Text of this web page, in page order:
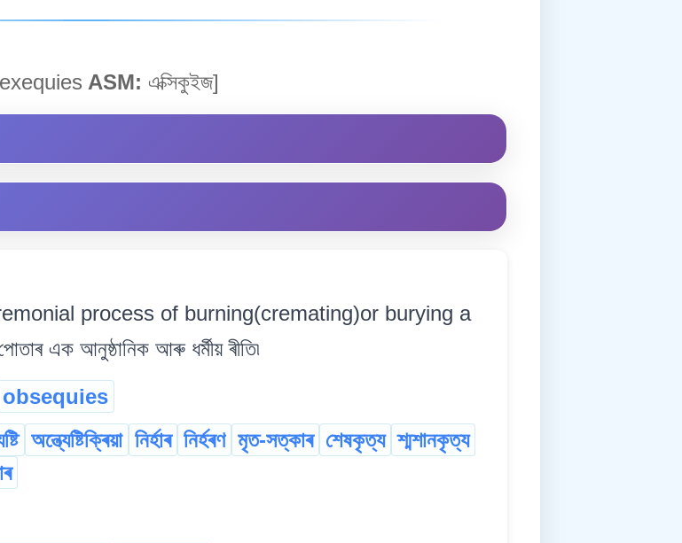
exequies ASM: এক্সিকুইজ]
process of burning(cremating)or burying a
এক আনুষ্ঠানিক আৰু ধৰ্মীয় ৰীতি৷
obsequies
অন্ত্যেষ্টিক্ৰিয়া নিৰ্হাৰ নিৰ্হৰণ মৃত-সত্কাৰ শেষকৃত্য শ্মশানকৃত্য